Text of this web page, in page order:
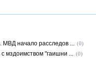
МВД начало расследов ... (0)
мздоимством "гаишни ... (0)